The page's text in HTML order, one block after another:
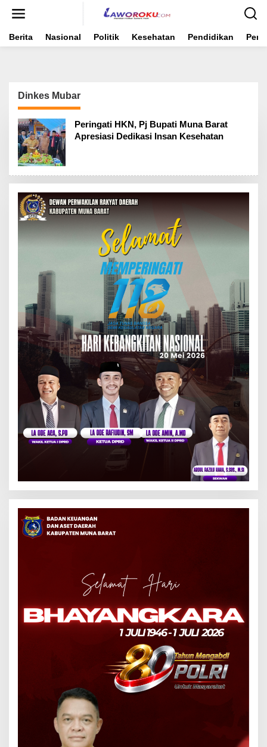
Berita Nasional Politik Kesehatan Pendidikan
Dinkes Mubar
Peringati HKN, Pj Bupati Muna Barat
Apresiasi Dedikasi Insan Kesehatan